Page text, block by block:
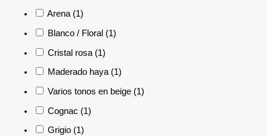
Arena (1)
Blanco / Floral (1)
Cristal rosa (1)
Maderado haya (1)
Varios tonos en beige (1)
Cognac (1)
Grigio (1)